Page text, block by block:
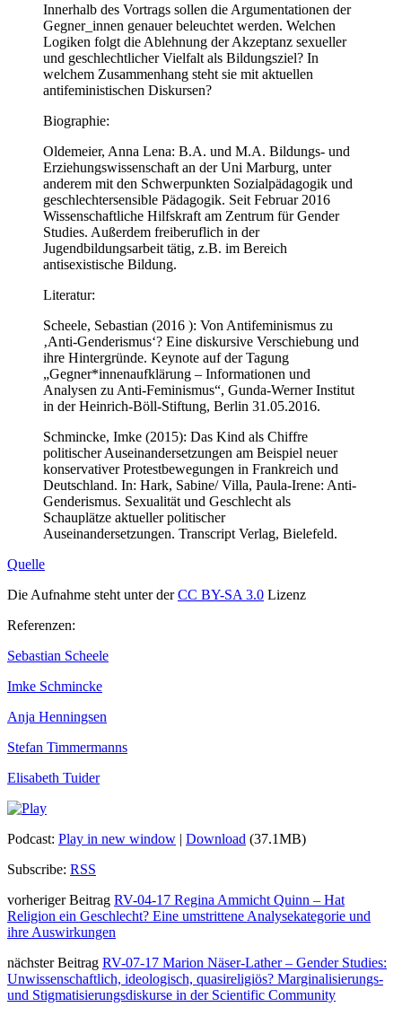
Innerhalb des Vortrags sollen die Argumentationen der
Gegner_innen genauer beleuchtet werden. Welchen
Logiken folgt die Ablehnung der Akzeptanz sexueller
und geschlechtlicher Vielfalt als Bildungsziel? In
welchem Zusammenhang steht sie mit aktuellen
antifeministischen Diskursen?
Biographie:
Oldemeier, Anna Lena: B.A. und M.A. Bildungs- und
Erziehungswissenschaft an der Uni Marburg, unter
anderem mit den Schwerpunkten Sozialpädagogik und
geschlechtersensible Pädagogik. Seit Februar 2016
Wissenschaftliche Hilfskraft am Zentrum für Gender
Studies. Außerdem freiberuflich in der
Jugendbildungsarbeit tätig, z.B. im Bereich
antisexistische Bildung.
Literatur:
Scheele, Sebastian (2016 ): Von Antifeminismus zu
‚Anti-Genderismus‘? Eine diskursive Verschiebung und
ihre Hintergründe. Keynote auf der Tagung
„Gegner*innenaufklärung – Informationen und
Analysen zu Anti-Feminismus“, Gunda-Werner Institut
in der Heinrich-Böll-Stiftung, Berlin 31.05.2016.
Schmincke, Imke (2015): Das Kind als Chiffre
politischer Auseinandersetzungen am Beispiel neuer
konservativer Protestbewegungen in Frankreich und
Deutschland. In: Hark, Sabine/ Villa, Paula-Irene: Anti-
Genderismus. Sexualität und Geschlecht als
Schauplätze aktueller politischer
Auseinandersetzungen. Transcript Verlag, Bielefeld.
Quelle
Die Aufnahme steht unter derCC BY-SA 3.0 Lizenz
Referenzen:
Sebastian Scheele
Imke Schmincke
Anja Henningsen
Stefan Timmermanns
Elisabeth Tuider
Podcast: Play in new window | Download (37.1MB)
Subscribe: RSS
vorheriger Beitrag RV-04-17 Regina Ammicht Quinn – Hat
Religion ein Geschlecht? Eine umstrittene Analysekategorie und
ihre Auswirkungen
nächster Beitrag RV-07-17 Marion Näser-Lather – Gender Studies:
Unwissenschaftlich, ideologisch, quasireligiös? Marginalisierungs-
und Stigmatisierungsdiskurse in der Scientific Community